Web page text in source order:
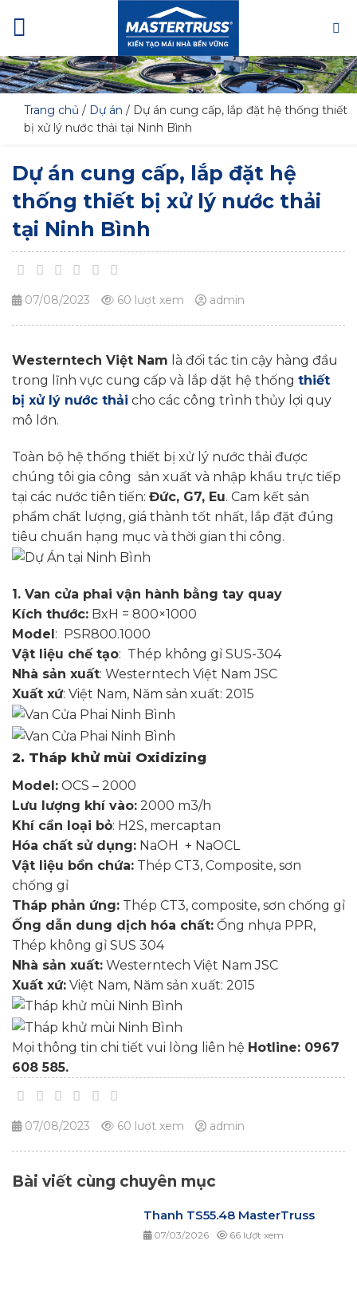
Trang chủ / Dự án / Dự án cung cấp, lắp đặt hệ thống thiết
bị xử lý nước thải tại Ninh Bình
Dự án cung cấp, lắp đặt hệ
thống thiết bị xử lý nước thải
tại Ninh Bình
07/08/2023 60 lượt xem admin
Westerntech Việt Nam là đối tác tin cậy hàng đầu
trong lĩnh vực cung cấp và lắp dặt hệ thống thiết
bị xử lý nước thải cho các công trình thủy lợi quy
mô lớn.
Toàn bộ hệ thống thiết bị xử lý nước thải được
chúng tôi gia công sản xuất và nhập khẩu trực tiếp
tại các nước tiên tiến: Đức, G7, Eu. Cam kết sản
phẩm chất lượng, giá thành tốt nhất, lắp đặt đúng
tiêu chuẩn hạng mục và thời gian thi công.
1. Van cửa phai vận hành bằng tay quay
Kích thước: BxH = 800×1000
Model: PSR800.1000
Vật liệu chế tạo: Thép không gỉ SUS-304
Nhà sản xuất: Westerntech Việt Nam JSC
Xuất xứ: Việt Nam, Năm sản xuất: 2015
2. Tháp khử mùi Oxidizing
Model: OCS – 2000
Lưu lượng khí vào: 2000 m3/h
Khí cần loại bỏ: H2S, mercaptan
Hóa chất sử dụng: NaOH + NaOCL
Vật liệu bồn chứa: Thép CT3, Composite, sơn
chống gỉ
Tháp phản ứng: Thép CT3, composite, sơn chống gỉ
Ống dẫn dung dịch hóa chất: Ống nhựa PPR,
Thép không gỉ SUS 304
Nhà sản xuất: Westerntech Việt Nam JSC
Xuất xứ: Việt Nam, Năm sản xuất: 2015
Mọi thông tin chi tiết vui lòng liên hệ Hotline: 0967
608 585.
07/08/2023 60 lượt xem admin
Bài viết cùng chuyên mục
Thanh TS55.48 MasterTruss
07/03/2026 66 lượt xem